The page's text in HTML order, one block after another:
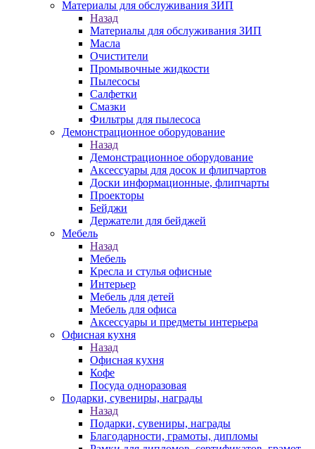
Материалы для обслуживания ЗИП
Назад
Материалы для обслуживания ЗИП
Масла
Очистители
Промывочные жидкости
Пылесосы
Салфетки
Смазки
Фильтры для пылесоса
Демонстрационное оборудование
Назад
Демонстрационное оборудование
Аксессуары для досок и флипчартов
Доски информационные, флипчарты
Проекторы
Бейджи
Держатели для бейджей
Мебель
Назад
Мебель
Кресла и стулья офисные
Интерьер
Мебель для детей
Мебель для офиса
Аксессуары и предметы интерьера
Офисная кухня
Назад
Офисная кухня
Кофе
Посуда одноразовая
Подарки, сувениры, награды
Назад
Подарки, сувениры, награды
Благодарности, грамоты, дипломы